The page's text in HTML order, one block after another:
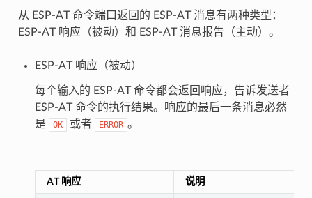
从 ESP-AT 命令端口返回的 ESP-AT 消息有两种类型：
ESP-AT 响应（被动）和 ESP-AT 消息报告（主动）。
ESP-AT 响应（被动）
每个输入的 ESP-AT 命令都会返回响应，告诉发送者
ESP-AT 命令的执行结果。响应的最后一条消息必然
是
OK 或者 ERROR 。
AT 响应 说明